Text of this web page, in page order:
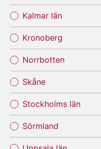
Kalmar län
Kronoberg
Norrbotten
Skåne
Stockholms län
Sörmland